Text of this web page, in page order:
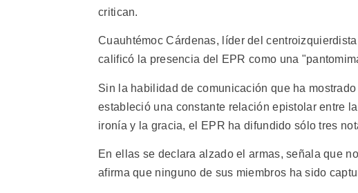
critican.
Cuauhtémoc Cárdenas, líder del
calificó la presencia del EPR como una
Sin la habilidad de comunicación que ha
estableció una constante relación epistolar entre
ironía y la gracia, el EPR ha difundido sólo tres
En ellas se declara alzado el armas, señala que
afirma que ninguno de sus miembros ha sido